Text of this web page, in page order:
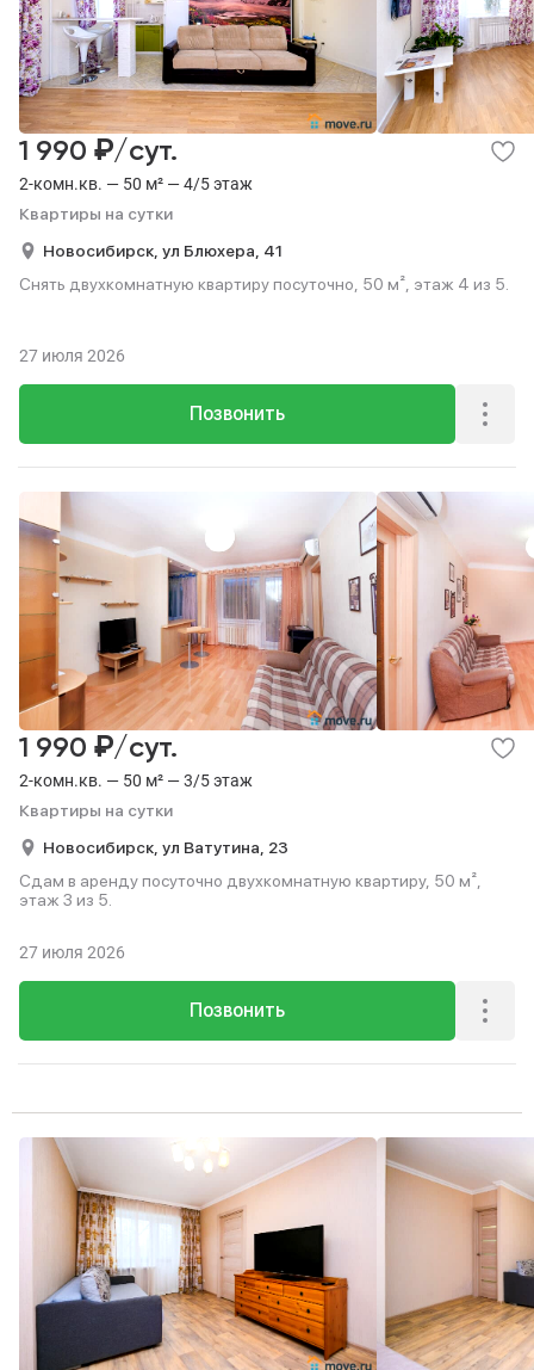
2-комн.кв. — 50 м² — 4/5 этаж
Квартиры на сутки
1 990 ₽/сут.
Новосибирск, ул Блюхера, 41
Снять двухкомнатную квартиру посуточно, 50 м², этаж 4 из 5.
Позвонить
27 июля 2026
2-комн.кв. — 50 м² — 3/5 этаж
Квартиры на сутки
1 990 ₽/сут.
Новосибирск, ул Ватутина, 23
Сдам в аренду посуточно двухкомнатную квартиру, 50 м²,
этаж 3 из 5.
Позвонить
27 июля 2026